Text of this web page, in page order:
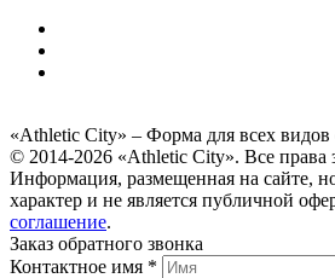
«Athletic City» – Форма для всех видов
© 2014-2026 «Athletic City». Все
Информация, размещенная на сайте,
характер и не является публичной
соглашение.
Заказ обратного звонка
Контактное имя *